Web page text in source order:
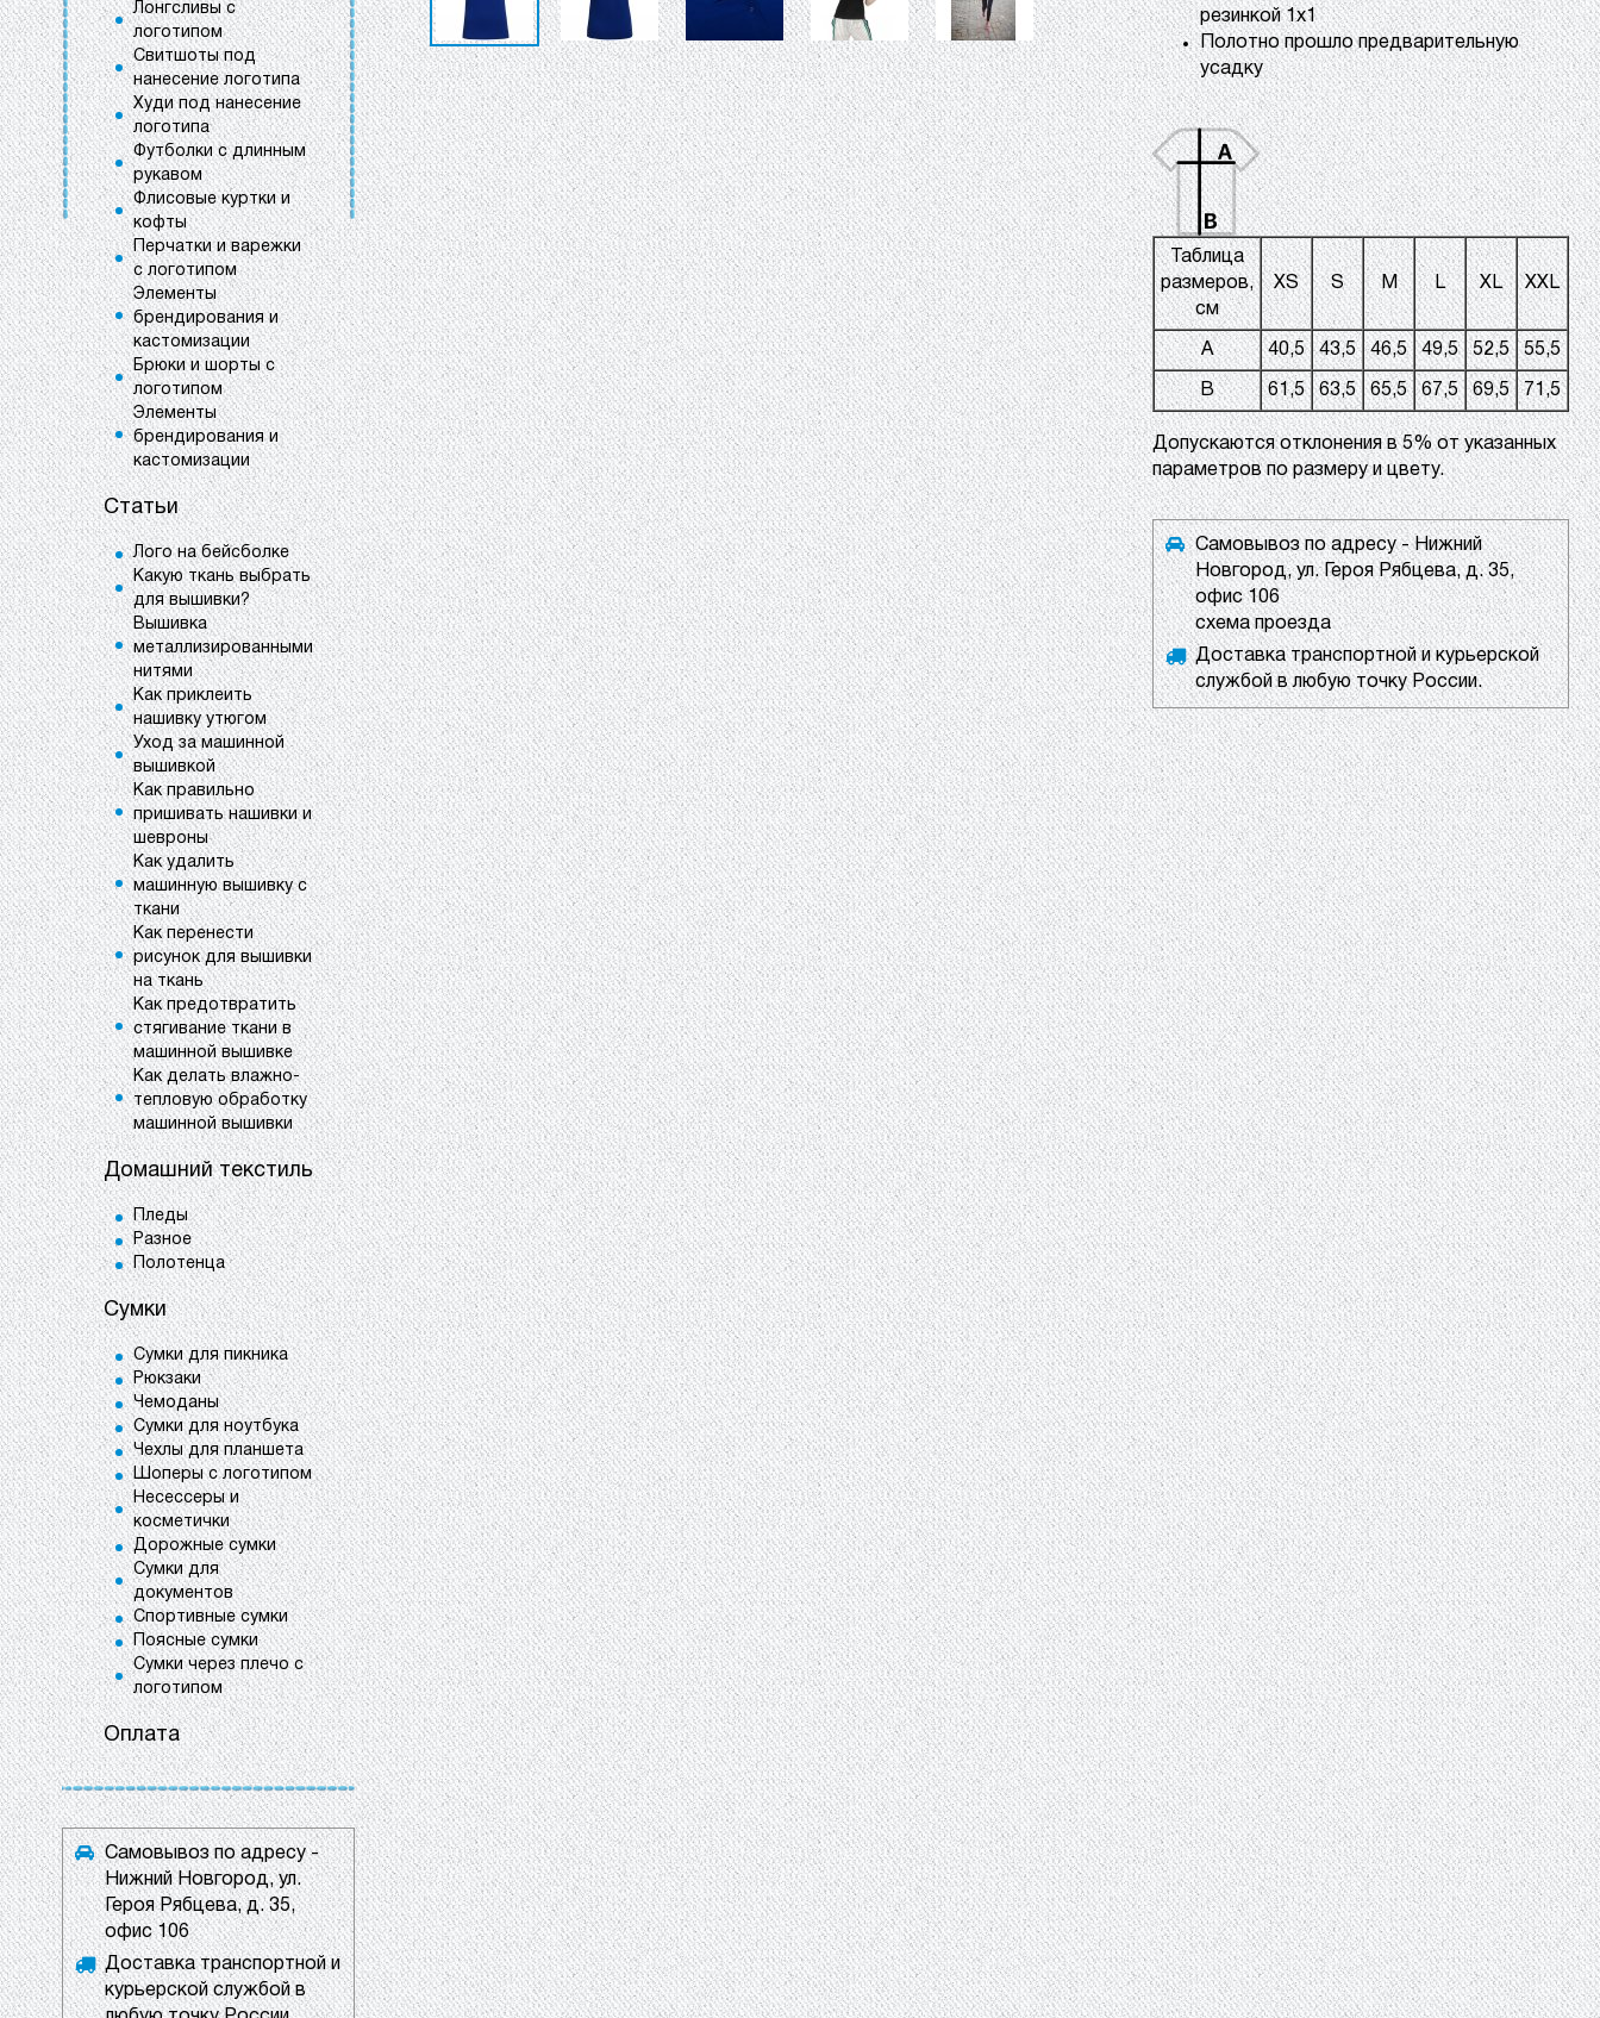
Лонгсливы с
логотипом
Свитшоты под
нанесение логотипа
Худи под нанесение
логотипа
Футболки с длинным
рукавом
Флисовые куртки и
кофты
Перчатки и варежки
с логотипом
Элементы
брендирования и
кастомизации
Брюки и шорты с
логотипом
Элементы
брендирования и
кастомизации
Статьи
Лого на бейсболке
Какую ткань выбрать
для вышивки?
Вышивка
металлизированными
нитями
Как приклеить
нашивку утюгом
Уход за машинной
вышивкой
Как правильно
пришивать нашивки и
шевроны
Как удалить
машинную вышивку с
ткани
Как перенести
рисунок для вышивки
на ткань
Как предотвратить
стягивание ткани в
машинной вышивке
Как делать влажно-
тепловую обработку
машинной вышивки
Домашний текстиль
Пледы
Разное
Полотенца
Сумки
Сумки для пикника
Рюкзаки
Чемоданы
Сумки для ноутбука
Чехлы для планшета
Шоперы с логотипом
Несессеры и
косметички
Дорожные сумки
Сумки для
документов
Спортивные сумки
Поясные сумки
Сумки через плечо с
логотипом
Оплата
Самовывоз по адресу -
Нижний Новгород, ул.
Героя Рябцева, д. 35,
офис 106
Доставка транспортной и
курьерской службой в
резинкой 1х1
Полотно прошло предварительную
усадку
Таблица
размеров,
см
XS S M L XL XXL
A 40,5 43,5 46,5 49,5 52,5 55,5
B 61,5 63,5 65,5 67,5 69,5 71,5
Допускаются отклонения в 5% от указанных
параметров по размеру и цвету.
Самовывоз по адресу - Нижний
Новгород, ул. Героя Рябцева, д. 35,
офис 106
схема проезда
Доставка транспортной и курьерской
службой в любую точку России.